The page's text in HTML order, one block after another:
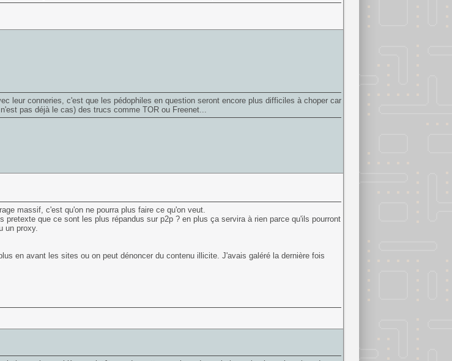
leur conneries, c'est que les pédophiles en question seront encore plus difficiles à choper car
pas déjà le cas) des trucs comme TOR ou Freenet...
massif, c'est qu'on ne pourra plus faire ce qu'on veut.
pretexte que ce sont les plus répandus sur p2p ? en plus ça servira à rien parce qu'ils pourront
un proxy.
en avant les sites ou on peut dénoncer du contenu illicite. J'avais galéré la dernière fois